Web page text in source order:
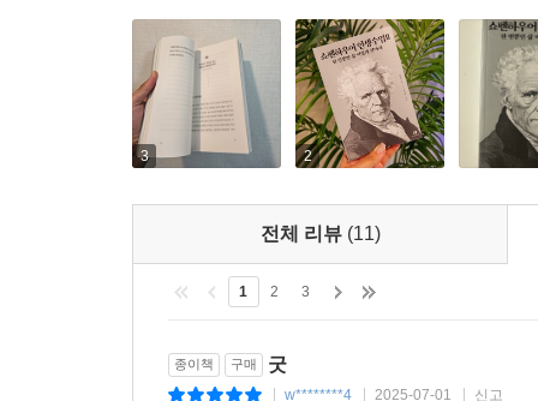
3 2
전체 리뷰 (11)
1 2 3
종이책 구매 굿
w********4 2025-07-01 신고